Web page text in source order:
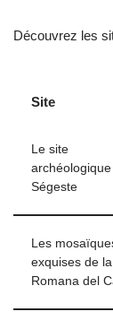
Découvrez les
Site
Le site
Ségeste
Les
exquises de
Romana del